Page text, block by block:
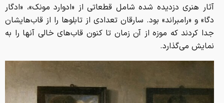
آثار هنری دزدیده شده شامل قطعاتی از «ادوارد مونک»، «ادگار
دگا» و «رامبراند» بود. سارقان تعدادی از تابلوها را از قاب‌هایشان
جدا کردند که موزه از آن زمان تا کنون قاب‌های خالی آنها را به
نمایش می‌گذارد.